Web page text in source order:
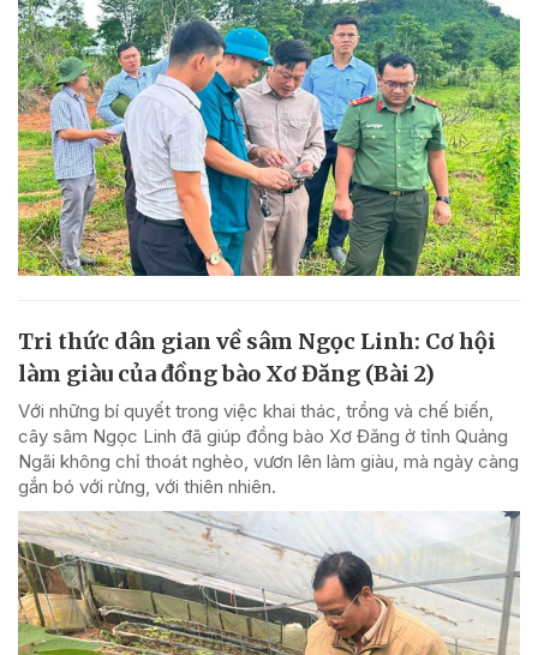
Tri thức dân gian về sâm Ngọc Linh: Cơ hội
làm giàu của đồng bào Xơ Đăng (Bài 2)
Với những bí quyết trong việc khai thác, trồng và chế biến,
cây sâm Ngọc Linh đã giúp đồng bào Xơ Đăng ở tỉnh Quảng
Ngãi không chỉ thoát nghèo, vươn lên làm giàu, mà ngày càng
gắn bó với rừng, với thiên nhiên.